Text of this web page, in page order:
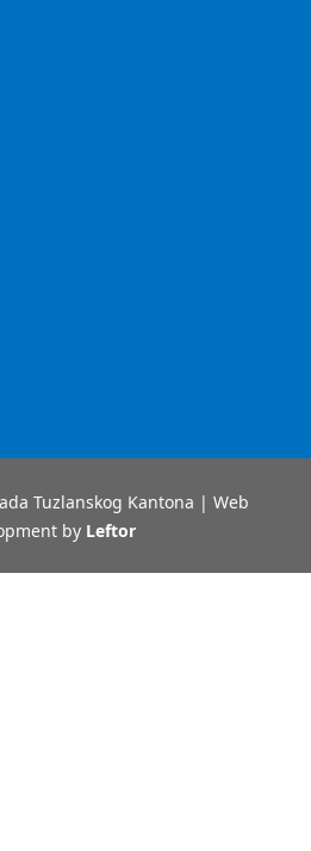
Tuzlanskog Kantona | Web
by Leftor